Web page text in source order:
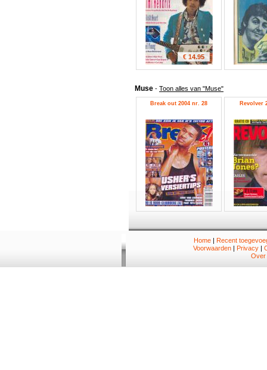
€ 14.95
Muse - Toon alles van "Muse"
Break out 2004 nr. 28 Revolver
Home| Recent
Voorwaarden | Privacy |
Over